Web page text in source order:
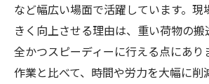
など幅広い場面で活躍しています。現
きく向上させる理由は、重い荷物の
全かつスピーディーに行える点にあり
作業と比べて、時間や労力を大幅に削